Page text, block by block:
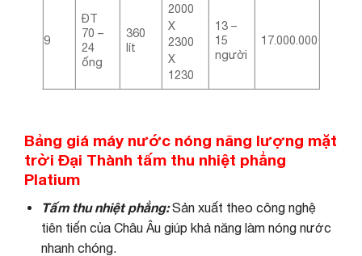
9
ĐT
70 –
24
ống
360
lít
2000
X
2300
X
1230
13 –
15
người
17.000.000
Bảng giá máy nước nóng năng lượng mặt
trời Đại Thành tấm thu nhiệt phẳng
Platium
Tấm thu nhiệt phẳng:Sản xuất theo công nghệ
tiên tiến của Châu Âu giúp khả năng làm nóng nước
nhanh chóng.